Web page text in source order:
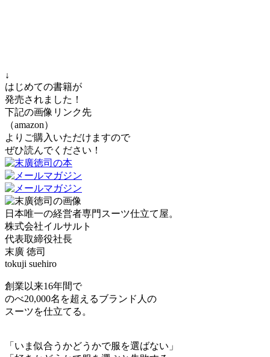
↓
はじめての書籍が
発売されました！
下記の画像リンク先
（amazon）
よりご購入いただけますので
ぜひ読んでください！
日本唯一の経営者専門スーツ仕立て屋。
株式会社イルサルト
代表取締役社長
末廣 徳司
tokuji suehiro
創業以来16年間で
のべ20,000名を超えるブランド人の
スーツを仕立てる。
「いま似合うかどうかで服を選ばない」